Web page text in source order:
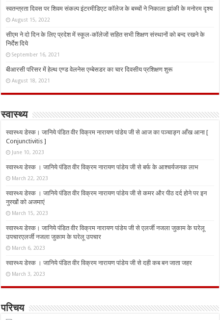
स्वतन्त्रता दिवस पर शिवम संकल्प इंटरमीडिएट कॉलेज के बच्चों ने निकाला झांकी के मनोरम दृश्य
August 15, 2022
सीएम ने दो दिन के लिए प्रदेश में स्कूल-कॉलेजों सहित सभी शिक्षण संस्थानों को बन्द रखने के
निर्देश दिये
September 16, 2021
बीआरसी परिसर में हेल्थ एण्ड वेलनेस एम्बेसडर का चार दिवसीय प्रशिक्षण शुरू
August 18, 2021
स्वास्थ्य
स्वास्थ्य डेस्क। जानिये पंडित वीर विक्रम नारायण पांडेय जी से आज का पञ्चाङ्ग आँख आना [
Conjunctivitis ]
June 10, 2023
स्वास्थ्य डेस्क । जानिये पंडित वीर विक्रम नारायण पांडेय जी से बर्फ के आश्चर्यजनक लाभ
March 22, 2023
स्वास्थ्य डेस्क । जानिये पंडित वीर विक्रम नारायण पांडेय जी से कमर और पीठ दर्द होने पर इन
नुस्‍खों को अजमाएं
March 15, 2023
स्वास्थ्य डेस्क। जानिये पंडित वीर विक्रम नारायण पांडेय जी से एलर्जी नजला जुकाम के घरेलू
उपचारएलर्जी नजला जुकाम के घरेलू उपचार
March 6, 2023
स्वास्थ्य डेस्क । जानिये पंडित वीर विक्रम नारायण पांडेय जी से दही कब बन जाता जहर
March 3, 2023
परिचय